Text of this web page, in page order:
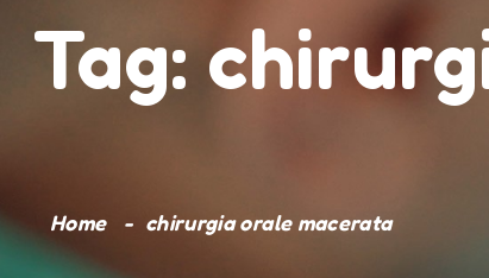
Tag:
Home chirurgia orale macerata